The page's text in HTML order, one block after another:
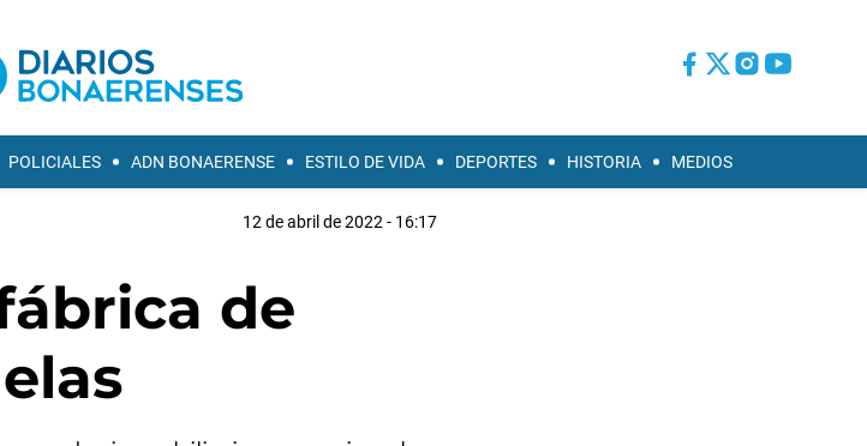
POLICIALES ADN BONAERENSE ESTILO DE VIDA DEPORTES HISTORIA MEDIOS
12 de abril de 2022 - 16:17
de